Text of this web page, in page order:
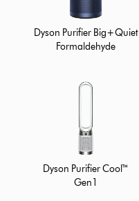
Dyson Purifier Big+Quiet
Formaldehyde
Dyson Purifier Cool™
Gen1